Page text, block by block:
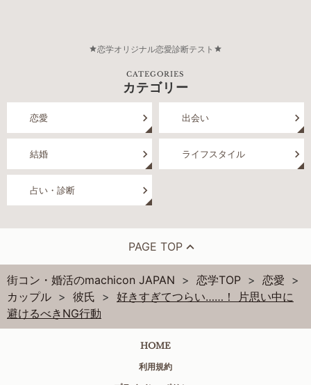
恋学オリジナル恋愛診断テスト
CATEGORIES
カテゴリー
恋愛 出会い
結婚 ライフスタイル
占い・診断
PAGE TOP
街コン・婚活のmachicon JAPAN 恋学TOP
恋愛
カップル
彼氏
好きすぎてつらい……！ 片思い中に
避けるべきNG行動
HOME
利用規約